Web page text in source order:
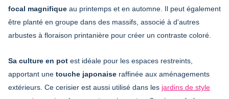
focal magnifique au printemps et en automne. Il peut également
être planté en groupe dans des massifs, associé à d'autres
arbustes à floraison printanière pour créer un contraste coloré.
Sa culture en pot est idéale pour les espaces restreints,
apportant une touche japonaise raffinée aux aménagements
extérieurs. Ce cerisier est aussi utilisé dans les jardins de style